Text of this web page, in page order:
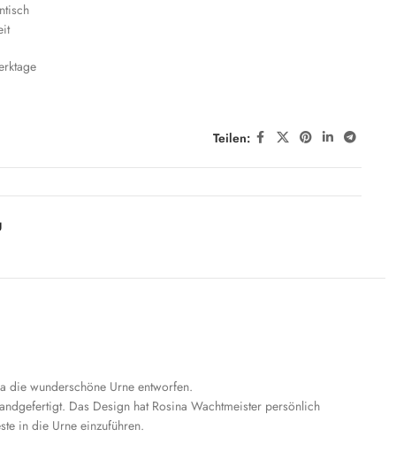
Teilen:
die wunderschöne Urne entworfen.
Das Design hat Rosina Wachtmeister persönlich
in die Urne einzuführen.